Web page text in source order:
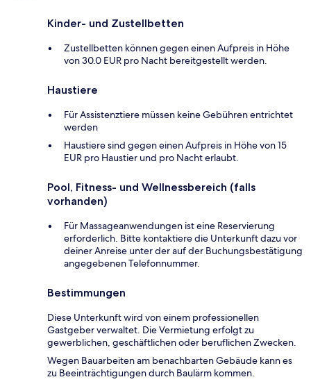
Kinder- und Zustellbetten
Zustellbetten können gegen einen Aufpreis in Höhe
von 30.0 EUR pro Nacht bereitgestellt werden.
Haustiere
Für Assistenztiere müssen keine Gebühren entrichtet
werden
Haustiere sind gegen einen Aufpreis in Höhe von 15
EUR pro Haustier und pro Nacht erlaubt.
Pool, Fitness- und Wellnessbereich (falls
vorhanden)
Für Massageanwendungen ist eine Reservierung
erforderlich. Bitte kontaktiere die Unterkunft dazu vor
deiner Anreise unter der auf der Buchungsbestätigung
angegebenen Telefonnummer.
Bestimmungen
Diese Unterkunft wird von einem professionellen
Gastgeber verwaltet. Die Vermietung erfolgt zu
gewerblichen, geschäftlichen oder beruflichen Zwecken.
Wegen Bauarbeiten am benachbarten Gebäude kann es
zu Beeinträchtigungen durch Baulärm kommen.